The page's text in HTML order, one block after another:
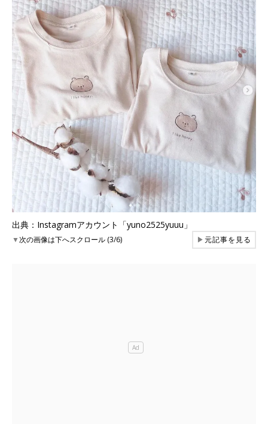
出典：Instagramアカウント「yuno2525yuuu」
▼次の画像は下へスクロール (3/6) ▶元記事を見る